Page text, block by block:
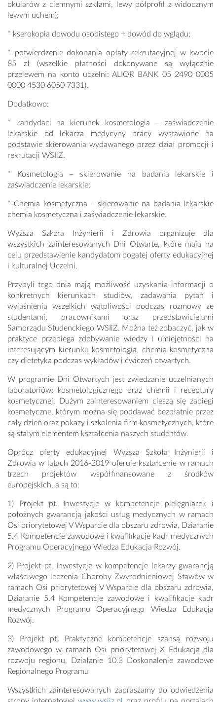
okularów z ciemnymi szkłami, lewy półprofil z widocznym
lewym uchem);
* kserokopia dowodu osobistego + dowód do wglądu;
* potwierdzenie dokonania opłaty rekrutacyjnej w kwocie
85 zł (wszelkie płatności dokonywane są wyłącznie
przelewem na konto uczelni: ALIOR BANK 05 2490 0005
0000 4530 6050 7331).
Dodatkowo:
* kandydaci na kierunek kosmetologia – zaświadczenie
lekarskie od lekarza medycyny pracy wystawione na
podstawie skierowania wydawanego przez dział promocji i
rekrutacji WSIiZ.
* Kosmetologia – skierowanie na badania lekarskie i
zaświadczenie lekarskie;
* Chemia kosmetyczna – skierowanie na badania lekarskie
chemia kosmetyczna i zaświadczenie lekarskie.
Wyższa Szkoła Inżynierii i Zdrowia organizuje dla
wszystkich zainteresowanych Dni Otwarte, które mają na
celu przedstawienie kandydatom bogatej oferty edukacyjnej
i kulturalnej Uczelni.
Przybyli tego dnia mają możliwość uzyskania informacji o
konkretnych kierunkach studiów, zadawania pytań i
wyjaśnienia wszelkich wątpliwości podczas rozmowy ze
studentami, pracownikami oraz przedstawicielami
Samorządu Studenckiego WSIiZ. Można też zobaczyć, jak w
praktyce przebiega zdobywanie wiedzy i umiejętności na
interesującym kierunku kosmetologia, chemia kosmetyczna
czy dietetyka podczas wykładów i ćwiczeń otwartych.
W programie Dni Otwartych jest zwiedzanie uczelnianych
laboratoriów: kosmetologicznego oraz chemii i receptury
kosmetycznej. Dużym zainteresowaniem cieszą się zabiegi
kosmetyczne, którym można się poddawać bezpłatnie przez
cały dzień oraz pokazy i szkolenia firm kosmetycznych, które
są stałym elementem kształcenia naszych studentów.
Oprócz oferty edukacyjnej Wyższa Szkoła Inżynierii i
Zdrowia w latach 2016-2019 oferuje kształcenie w ramach
trzech projektów współfinansowane z środków
europejskich, a są to:
1) Projekt pt. Inwestycje w kompetencje pielęgniarek i
położnych gwarancją jakości usług medycznych w ramach
Osi priorytetowej V Wsparcie dla obszaru zdrowia, Działanie
5.4 Kompetencje zawodowe i kwalifikacje kadr medycznych
Programu Operacyjnego Wiedza Edukacja Rozwój.
2) Projekt pt. Inwestycje w kompetencje lekarzy gwarancją
właściwego leczenia Choroby Zwyrodnieniowej Stawów w
ramach Osi priorytetowej V Wsparcie dla obszaru zdrowia,
Działanie 5.4 Kompetencje zawodowe i kwalifikacje kadr
medycznych Programu Operacyjnego Wiedza Edukacja
Rozwój.
3) Projekt pt. Praktyczne kompetencje szansą rozwoju
zawodowego w ramach Osi priorytetowej X Edukacja dla
rozwoju regionu, Działanie 10.3 Doskonalenie zawodowe
Regionalnego Programu
Wszystkich zainteresowanych zapraszamy do odwiedzenia